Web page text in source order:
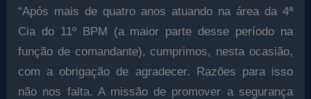
“Após mais de quatro anos atuando na área da 4ª
Cia do 11º BPM (a maior parte desse período na
função de comandante), cumprimos, nesta ocasião,
com a obrigação de agradecer. Razões para isso
não nos falta. A missão de promover a segurança